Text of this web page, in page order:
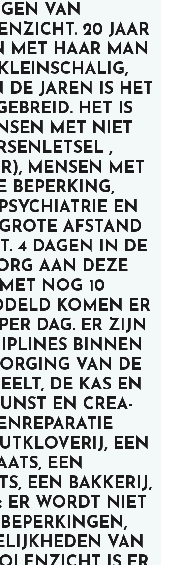
VAN
20 JAAR
MET HAAR MAN
JAREN IS HET
HET IS
MET NIET
,
MENSEN MET
BEPERKING,
EN
AFSTAND
4 DAGEN IN DE
AAN DEZE
NOG 10
KOMEN ER
DAG. ER ZIJN
BINNEN
VAN DE
DE KAS EN
EN CREA-
EEN
EEN
EEN BAKKERIJ,
WORDT NIET
VAN